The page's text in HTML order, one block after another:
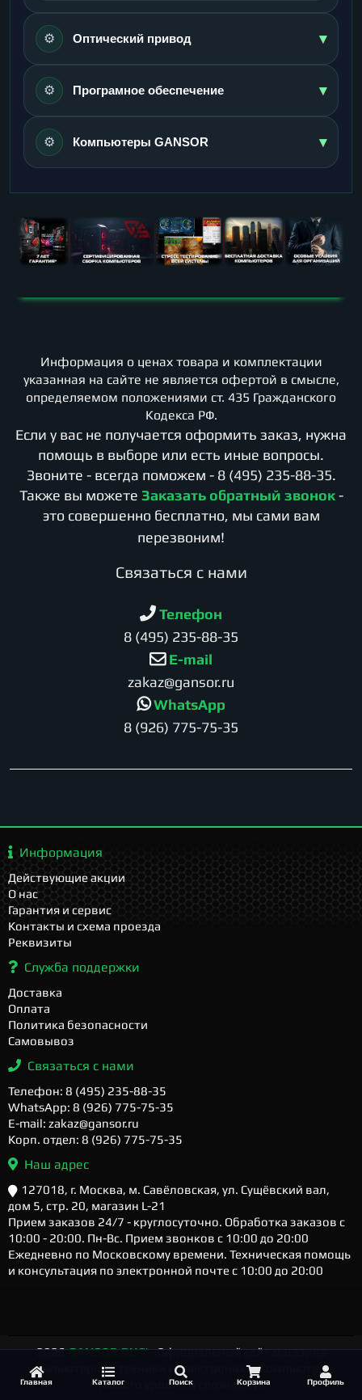
Главная Каталог Поиск Корзина Профиль
⚙️ Оптический привод ▾
⚙️ Програмное обеспечение ▾
⚙️ Компьютеры GANSOR ▾
Информация о ценах товара и комплектации
указанная на сайте не является офертой в смысле,
определяемом положениями ст. 435 Гражданского
Кодекса РФ.
Если у вас не получается оформить заказ, нужна
помощь в выборе или есть иные вопросы.
Звоните - всегда поможем - 8 (495) 235-88-35.
Также вы можете Заказать обратный звонок -
это совершенно бесплатно, мы сами вам
перезвоним!
Cвязаться с нами
Телефон
8 (495) 235-88-35
E-mail
zakaz@gansor.ru
WhatsApp
8 (926) 775-75-35
Информация
Действующие акции
О нас
Гарантия и сервис
Контакты и схема проезда
Реквизиты
Служба поддержки
Доставка
Оплата
Политика безопасности
Самовывоз
Связаться с нами
Телефон: 8 (495) 235-88-35
WhatsApp: 8 (926) 775-75-35
E-mail: zakaz@gansor.ru
Корп. отдел: 8 (926) 775-75-35
Наш адрес
127018, г. Москва, м. Савёловская, ул. Сущёвский вал,
дом 5, стр. 20, магазин L-21
Прием заказов 24/7 - круглосуточно. Обработка заказов с
10:00 - 20:00. Пн-Вс. Прием звонков с 10:00 до 20:00
Ежедневно по Московскому времени. Техническая помощь
и консультация по электронной почте с 10:00 до 20:00
2026GANSOR.RU ™- Официальный сайт магазина
компьютерной техники и электроники. Компьютеры
любого уровня и сложности.